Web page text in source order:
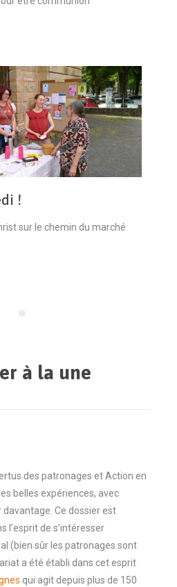
!
sur le chemin du marché
à la une
des patronages et Action en
belles expériences, avec
davantage. Ce dossier est
l’esprit de s’intéresser
(bien sûr les patronages sont
a été établi dans cet esprit
qui agit depuis plus de 150